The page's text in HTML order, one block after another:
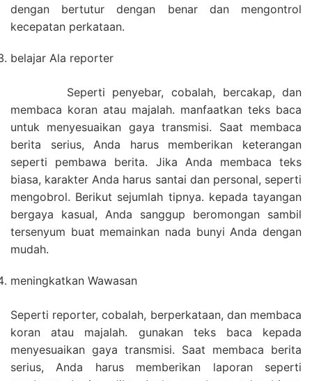
dengan bertutur dengan benar dan mengontrol
kecepatan perkataan.
belajar Ala reporter
Seperti penyebar, cobalah, bercakap, dan
membaca koran atau majalah. manfaatkan teks baca
untuk menyesuaikan gaya transmisi. Saat membaca
berita serius, Anda harus memberikan keterangan
seperti pembawa berita. Jika Anda membaca teks
biasa, karakter Anda harus santai dan personal, seperti
mengobrol. Berikut sejumlah tipnya. kepada tayangan
bergaya kasual, Anda sanggup beromongan sambil
tersenyum buat memainkan nada bunyi Anda dengan
mudah.
meningkatkan Wawasan
Seperti reporter, cobalah, berperkataan, dan membaca
koran atau majalah. gunakan teks baca kepada
menyesuaikan gaya transmisi. Saat membaca berita
serius, Anda harus memberikan laporan seperti